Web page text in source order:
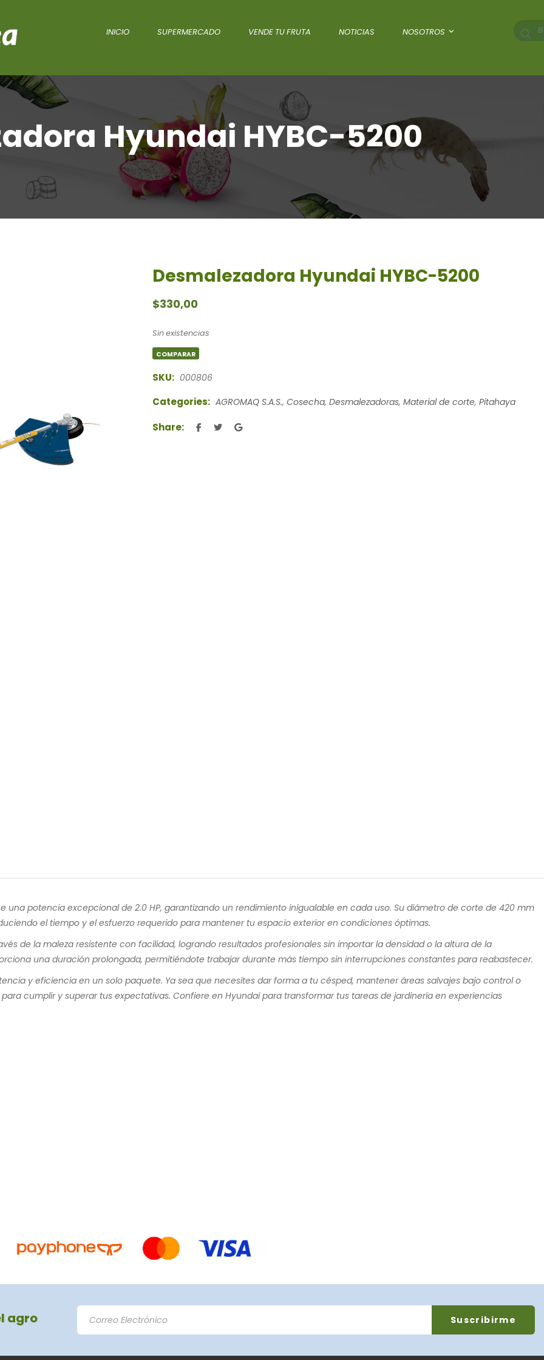
INICIO SUPERMERCADO VENDE TU FRUTA NOTICIAS NOSOTROS
Hyundai HYBC-5200
Desmalezadora Hyundai HYBC-5200
$330,00
Sin existencias
COMPARAR
SKU: 000806
Categories: AGROMAQ S.A.S., Cosecha, Desmalezadoras, Material de corte, Pitahaya
Share:
una potencia excepcional de 2.0 HP, garantizando un rendimiento inigualable en cada uso. Su diámetro de corte de 420 mm
el tiempo y el esfuerzo requerido para mantener tu espacio exterior en condiciones óptimas.
de la maleza resistente con facilidad, logrando resultados profesionales sin importar la densidad o la altura de la
una duración prolongada, permitiéndote trabajar durante más tiempo sin interrupciones constantes para reabastecer.
y eficiencia en un solo paquete. Ya sea que necesites dar forma a tu césped, mantener áreas salvajes bajo control o
cumplir y superar tus expectativas. Confiere en Hyundai para transformar tus tareas de jardinería en experiencias
agro